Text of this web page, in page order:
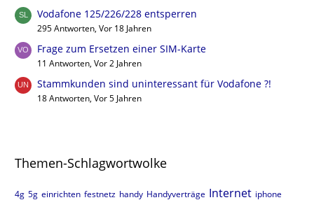
Vodafone 125/226/228 entsperren
295 Antworten, Vor 18 Jahren
Frage zum Ersetzen einer SIM-Karte
11 Antworten, Vor 2 Jahren
Stammkunden sind uninteressant für Vodafone ?!
18 Antworten, Vor 5 Jahren
Themen-Schlagwortwolke
4g 5g einrichten festnetz handy Handyverträge Internet iphone